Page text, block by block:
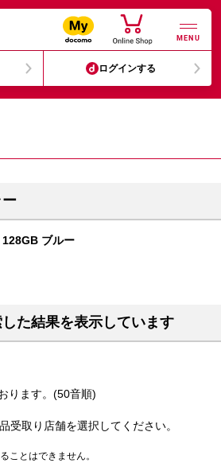
MENU
ログインする
ブルー
た結果を表示しています
ります。(50音順)
受取り店舗を選択してください。
ことはできません。